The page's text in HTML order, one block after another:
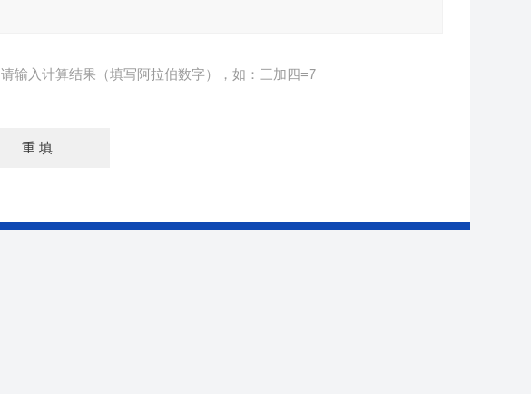
请输入计算结果（填写阿拉伯数字），如：三加四=7